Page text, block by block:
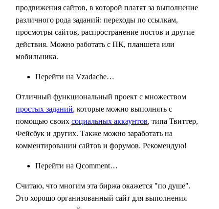
продвижения сайтов, в которой платят за выполнение
различного рода заданий: переходы по ссылкам,
просмотры сайтов, распространение постов и другие
действия. Можно работать с ПК, планшета или
мобильника.
Перейти на Vzadache…
Отличный функциональный проект с множеством
простых заданий, которые можно выполнять с
помощью своих социальных аккаунтов, типа Твиттер,
Фейсбук и других. Также можно заработать на
комментировании сайтов и форумов. Рекомендую!
Перейти на Qcomment…
Считаю, что многим эта биржа окажется "по душе".
Это хорошо организованный сайт для выполнения